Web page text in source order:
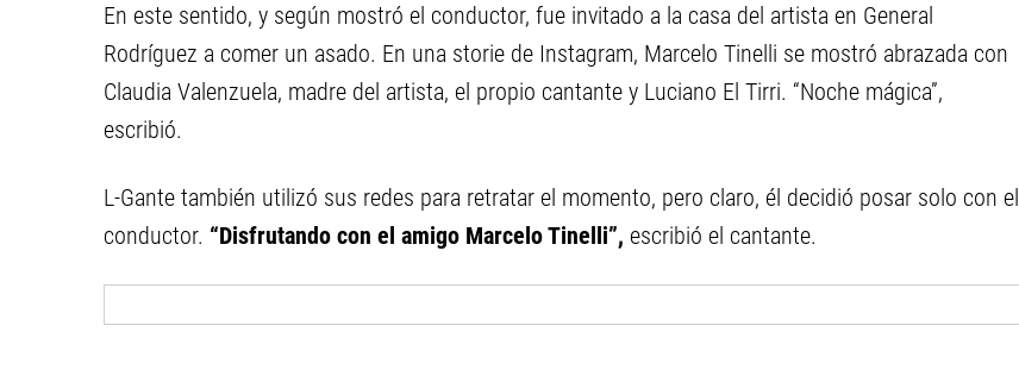
En este sentido, y según mostró el conductor, fue invitado a la casa del artista en General
Rodríguez a comer un asado. En una storie de Instagram, Marcelo Tinelli se mostró abrazada con
Claudia Valenzuela, madre del artista, el propio cantante y Luciano El Tirri. “Noche mágica”,
escribió.
L-Gante también utilizó sus redes para retratar el momento, pero claro, él decidió posar solo con el
conductor. “Disfrutando con el amigo Marcelo Tinelli”, escribió el cantante.